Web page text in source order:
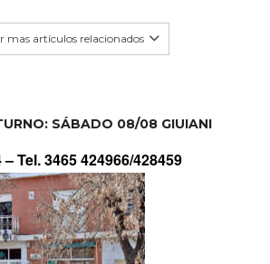
mas artículos relacionados
SÁBADO 08/08 GIUIANI
–Tel. 3465 424966/428459